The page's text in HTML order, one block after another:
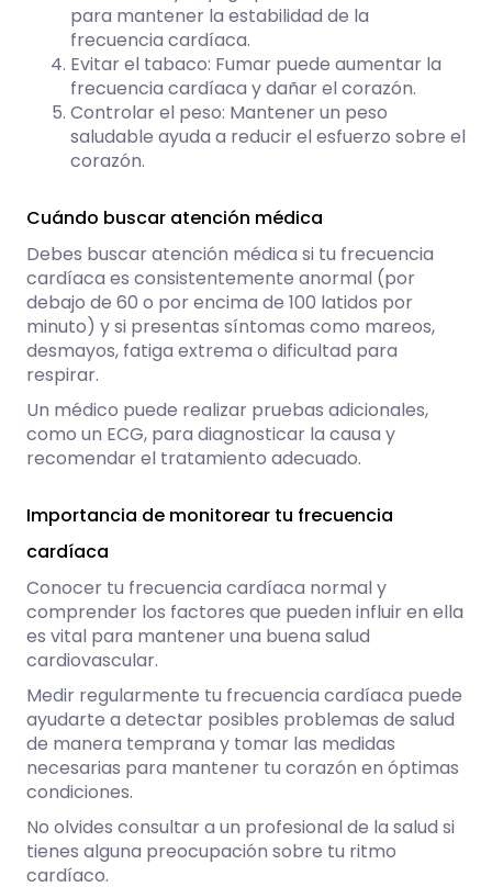
para mantener la estabilidad de la
frecuencia cardíaca.
Evitar el tabaco: Fumar puede aumentar la
frecuencia cardíaca y dañar el corazón.
Controlar el peso: Mantener un peso
saludable ayuda a reducir el esfuerzo sobre el
corazón.
Cuándo buscar atención médica
Debes buscar atención médica si tu frecuencia
cardíaca es consistentemente anormal (por
debajo de 60 o por encima de 100 latidos por
minuto) y si presentas síntomas como mareos,
desmayos, fatiga extrema o dificultad para
respirar.
Un médico puede realizar pruebas adicionales,
como un ECG, para diagnosticar la causa y
recomendar el tratamiento adecuado.
Importancia de monitorear tu frecuencia
cardíaca
Conocer tu frecuencia cardíaca normal y
comprender los factores que pueden influir en ella
es vital para mantener una buena salud
cardiovascular.
Medir regularmente tu frecuencia cardíaca puede
ayudarte a detectar posibles problemas de salud
de manera temprana y tomar las medidas
necesarias para mantener tu corazón en óptimas
condiciones.
No olvides consultar a un profesional de la salud si
tienes alguna preocupación sobre tu ritmo
cardíaco.